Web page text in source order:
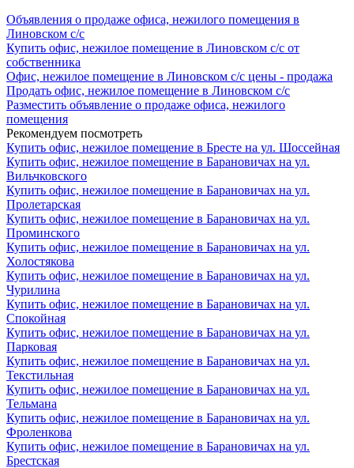
Объявления о продаже офиса, нежилого помещения в
Линовском с/с
Купить офис, нежилое помещение в Линовском с/с от
собственника
Офис, нежилое помещение в Линовском с/с цены - продажа
Продать офис, нежилое помещение в Линовском с/с
Разместить объявление о продаже офиса, нежилого
помещения
Рекомендуем посмотреть
Купить офис, нежилое помещение в Бресте на ул. Шоссейная
Купить офис, нежилое помещение в Барановичах на ул.
Вильчковского
Купить офис, нежилое помещение в Барановичах на ул.
Пролетарская
Купить офис, нежилое помещение в Барановичах на ул.
Проминского
Купить офис, нежилое помещение в Барановичах на ул.
Холостякова
Купить офис, нежилое помещение в Барановичах на ул.
Чурилина
Купить офис, нежилое помещение в Барановичах на ул.
Спокойная
Купить офис, нежилое помещение в Барановичах на ул.
Парковая
Купить офис, нежилое помещение в Барановичах на ул.
Текстильная
Купить офис, нежилое помещение в Барановичах на ул.
Тельмана
Купить офис, нежилое помещение в Барановичах на ул.
Фроленкова
Купить офис, нежилое помещение в Барановичах на ул.
Брестская